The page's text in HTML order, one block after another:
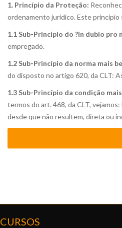
1. Princípio da Proteção:
ordenamento jurídico. Este
1.1 Sub-Princípio do ?in dubio pro
empregado.
1.2 Sub-Princípio da norma mais
do disposto no artigo 620, da CLT:
1.3 Sub-Princípio da condição
termos do art. 468, da CLT,
desde que não resultem, direta ou
CURSOS